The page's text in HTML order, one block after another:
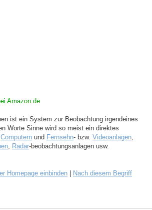
Amazon.de
ist ein System zur Beobachtung irgendeines
Worte Sinne wird so meist ein direktes
Computern und Fernsehn- bzw. Videoanlagen,
, Radar-beobachtungsanlagen usw.
Homepage einbinden
Nach diesem Begriff